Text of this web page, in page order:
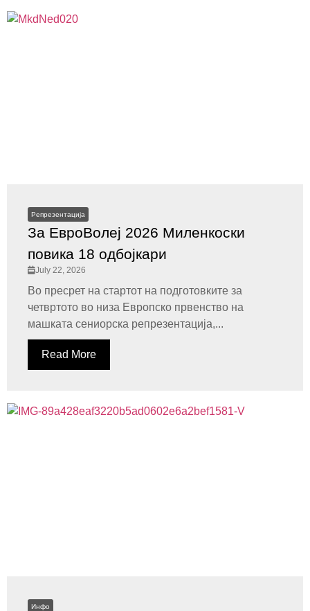
Репрезентација
За ЕвроВолеј 2026 Миленкоски
повика 18 одбојкари
July 22, 2026
Во пресрет на стартот на подготовките за
четвртото во низа Европско првенство на
машката сениорска репрезентација,...
Read More
Инфо